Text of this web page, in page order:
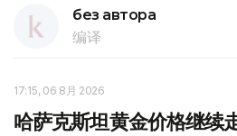
без автора
编译
17:15, 06 8月 2026
哈萨克斯坦黄金价格继续